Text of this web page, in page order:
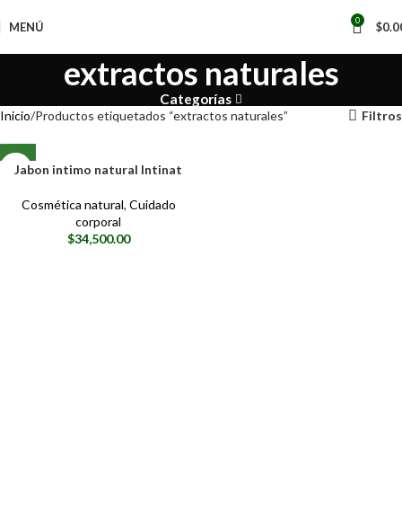
MENÚ 0 $
extractos naturales
Categorías
Inicio Productos etiquetados “extractos naturales” Filtros
Jabon intimo natural Intinat
Cosmética natural, Cuidado
corporal
$34,500.00